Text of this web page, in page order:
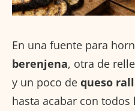
En una fuente para
berenjena, otra de
y un poco de queso
hasta acabar con